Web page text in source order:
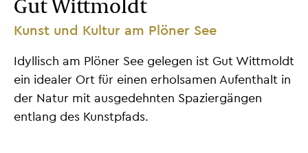
Kunst und Kultur am Plöner See
Idyllisch am Plöner See gelegen ist Gut Wittmoldt
ein idealer Ort für einen erholsamen Aufenthalt in
der Natur mit ausgedehnten Spaziergängen
entlang des Kunstpfads.